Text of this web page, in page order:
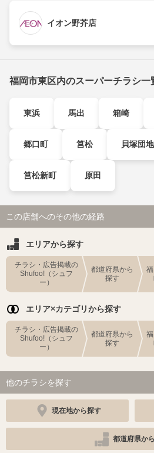
イオン野芥店
福岡市東区内のスーパーチラシ一
東浜 馬出 箱崎
郷口町 筥松 貝塚団地
筥松新町 原田
この店舗へのその他の経路
エリアから探す
チラシ・広告掲載の
Shufoo!（シュフ
ー）
都道府県から
探す
エリア×カテゴリから探す
チラシ・広告掲載の
Shufoo!（シュフ
ー）
都道府県から
探す
他のチラシを探す
現在地から探す
都道府県か